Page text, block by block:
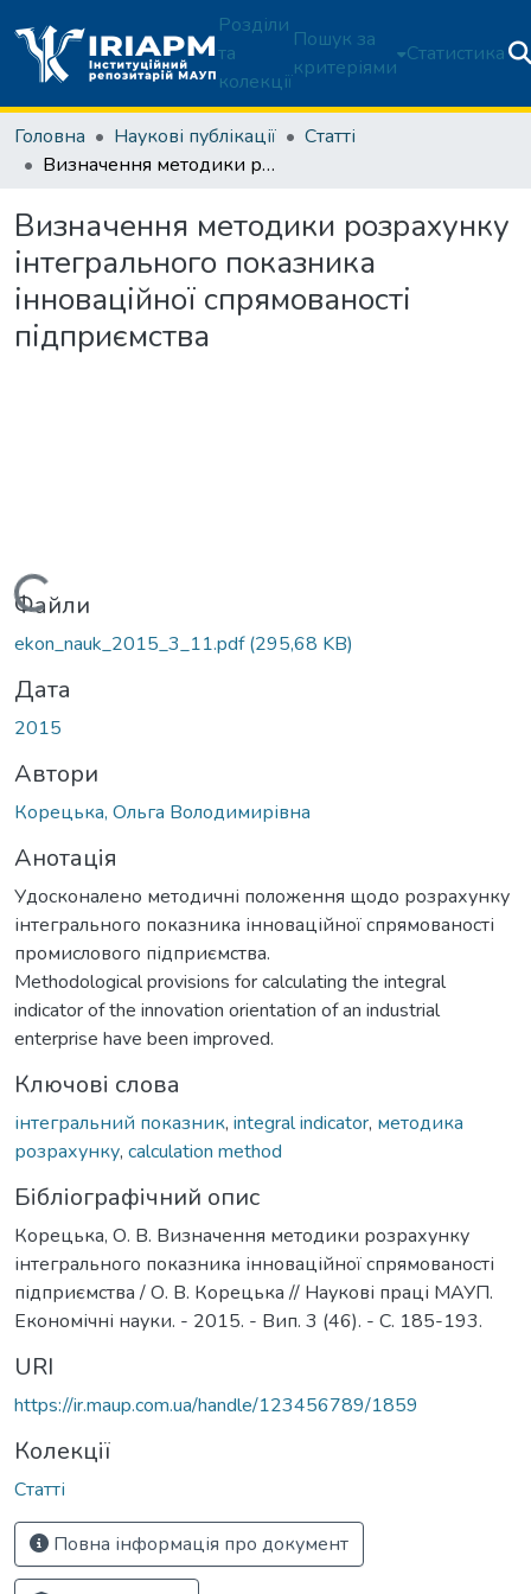
Розділи
та
колекції
Пошук за
критеріями
Статистика
Головна Наукові публікації
Статті
Визначення методики розрахунку інтегрального показника інноваційної спрямованості підприємства
Визначення методики розрахунку
інтегрального показника
інноваційної спрямованості
підприємства
Вантажиться...
Файли
ekon_nauk_2015_3_11.pdf(295,68 KB)
Дата
2015
Автори
Корецька, Ольга Володимирівна
Анотація
Удосконалено методичні положення щодо розрахунку
інтегрального показника інноваційної спрямованості
промислового підприємства.
Methodological provisions for calculating the integral
indicator of the innovation orientation of an industrial
enterprise have been improved.
Ключові слова
інтегральний показник, integral indicator, методика
розрахунку, calculation method
Бібліографічний опис
Корецька, О. В. Визначення методики розрахунку
інтегрального показника інноваційної спрямованості
підприємства / О. В. Корецька // Наукові праці МАУП.
Економічні науки. - 2015. - Вип. 3 (46). - С. 185-193.
URI
https://ir.maup.com.ua/handle/123456789/1859
Колекції
Статті
Повна інформація про документ